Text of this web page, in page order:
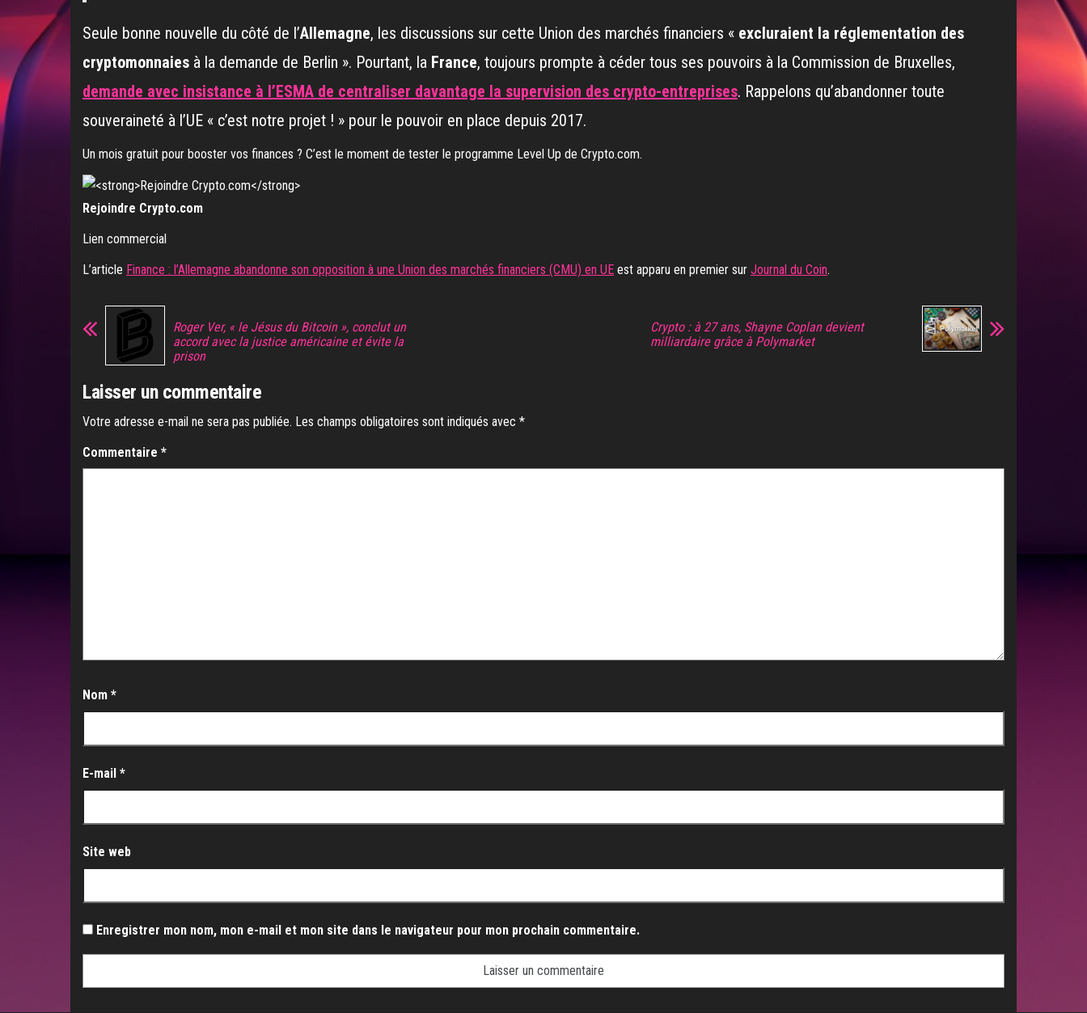
Seule bonne nouvelle du côté de l’Allemagne, les discussions sur cette Union des marchés financiers « excluraient la réglementation des
cryptomonnaies à la demande de Berlin ». Pourtant, la France, toujours prompte à céder tous ses pouvoirs à la Commission de Bruxelles,
demande avec insistance à l’ESMA de centraliser davantage la supervision des crypto-entreprises. Rappelons qu’abandonner toute
souveraineté à l’UE « c’est notre projet ! » pour le pouvoir en place depuis 2017.
Un mois gratuit pour booster vos finances ? C’est le moment de tester le programme Level Up de Crypto.com.
Rejoindre Crypto.com
Lien commercial
L’article Finance : l’Allemagne abandonne son opposition à une Union des marchés financiers (CMU) en UE est apparu en premier sur Journal du Coin.
Roger Ver, « le Jésus du Bitcoin », conclut un
accord avec la justice américaine et évite la
prison
Crypto : à 27 ans, Shayne Coplan devient
milliardaire grâce à Polymarket
Laisser un commentaire
Votre adresse e-mail ne sera pas publiée. Les champs obligatoires sont indiqués avec *
Commentaire *
Nom *
E-mail *
Site web
Enregistrer mon nom, mon e-mail et mon site dans le navigateur pour mon prochain commentaire.